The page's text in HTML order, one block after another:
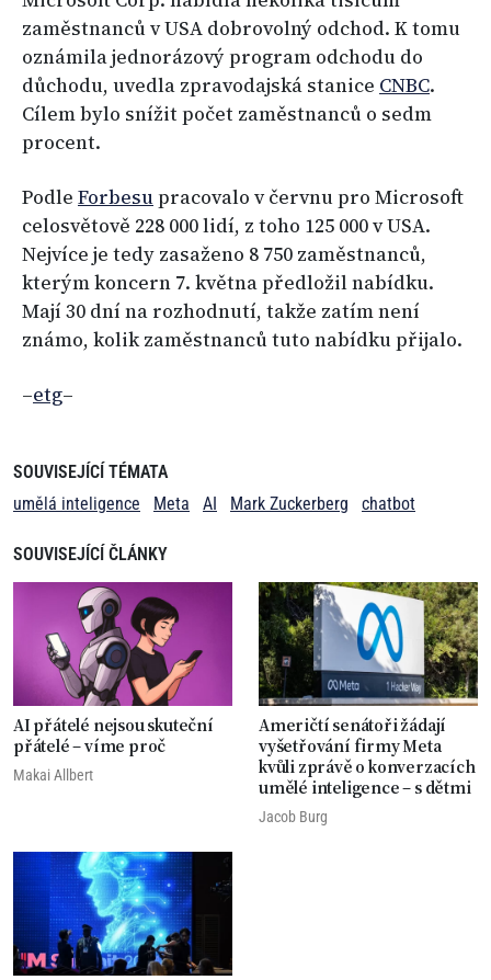
zaměstnanců v USA dobrovolný odchod. K tomu
oznámila jednorázový program odchodu do
důchodu, uvedla zpravodajská stanice CNBC.
Cílem bylo snížit počet zaměstnanců o sedm
procent.
Podle Forbesupracovalo v červnu pro Microsoft
celosvětově 228 000 lidí, z toho 125 000 v USA.
Nejvíce je tedy zasaženo 8 750 zaměstnanců,
kterým koncern 7. května předložil nabídku.
Mají 30 dní na rozhodnutí, takže zatím není
známo, kolik zaměstnanců tuto nabídku přijalo.
–etg–
SOUVISEJÍCÍ TÉMATA
umělá inteligence
Meta AI Mark Zuckerberg chatbot
SOUVISEJÍCÍ ČLÁNKY
AI přátelé nejsou skuteční
přátelé – víme proč
Makai Allbert
Američtí senátoři žádají
vyšetřování firmy Meta
kvůli zprávě o konverzacích
umělé inteligence – s dětmi
Jacob Burg